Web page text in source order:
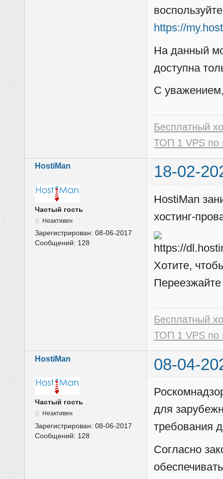
https://
На данный
доступна
С
Бесплатный
ТОП 1 VPS по
HostiMan 18-02-
Частый гость
Неактивен
Зарегистрирован:08-06-2017
Сообщений: 128
HostiMan
хостинг-
Хотите,
Бесплатный
ТОП 1 VPS по
HostiMan 08-04-
Частый гость
Неактивен
Зарегистрирован:08-06-2017
Сообщений: 128
для
требования
Согласно